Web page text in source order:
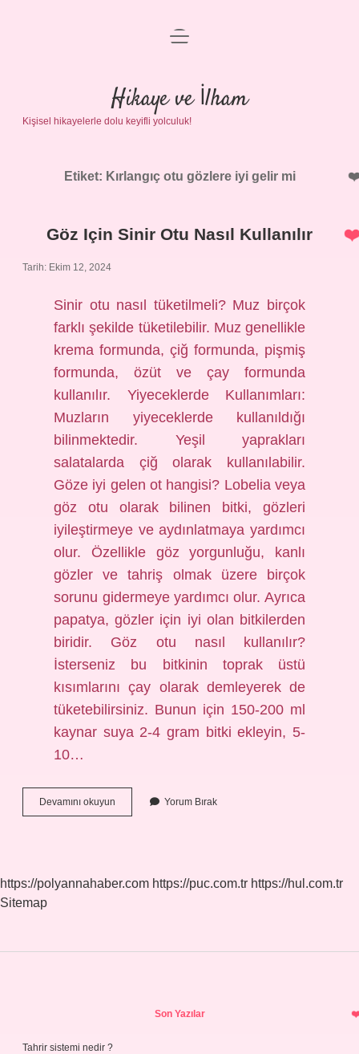
Anasayfa
Gizlilik Politikası
Yasal Uyarı
menüyü
Hikaye ve İlham
Kişisel hikayelerle dolu keyifli yolculuk!
Etiket: Kırlangıç otu gözlere iyi gelir mi
Göz Için Sinir Otu Nasıl Kullanılır
Tarih: Ekim 12, 2024
Sinir otu nasıl tüketilmeli? Muz birçok
farklı şekilde tüketilebilir. Muz genellikle
krema formunda, çiğ formunda, pişmiş
formunda, özüt ve çay formunda
kullanılır. Yiyeceklerde Kullanımları:
Muzların yiyeceklerde kullanıldığı
bilinmektedir. Yeşil yaprakları
salatalarda çiğ olarak kullanılabilir.
Göze iyi gelen ot hangisi? Lobelia veya
göz otu olarak bilinen bitki, gözleri
iyileştirmeye ve aydınlatmaya yardımcı
olur. Özellikle göz yorgunluğu, kanlı
gözler ve tahriş olmak üzere birçok
sorunu gidermeye yardımcı olur. Ayrıca
papatya, gözler için iyi olan bitkilerden
biridir. Göz otu nasıl kullanılır?
İsterseniz bu bitkinin toprak üstü
kısımlarını çay olarak demleyerek de
tüketebilirsiniz. Bunun için 150-200 ml
kaynar suya 2-4 gram bitki ekleyin, 5-
10…
Devamını okuyun
Için
Yorum Bırak
https://polyannahaber.com https://puc.com.tr https://hul.com.tr
Sitemap
Son Yazılar
Tahrir sistemi nedir ?